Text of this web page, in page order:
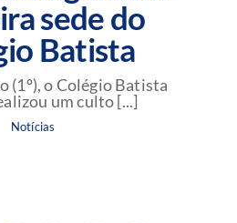
sede do
Batista
(1º), o Colégio Batista
um culto [...]
Notícias